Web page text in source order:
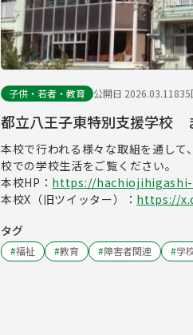
子供・若者・教育 公開日 2026.03.11 835
都立八王子東特別支援学校
本校で行われる様々な取組を通し
校での学校生活をご覧ください。
本校HP： https://
本校X（旧ツイッター）： https://
タグ
#福祉 #教育 #障害者関連 #学